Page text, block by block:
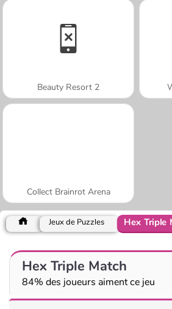
Beauty Resort 2
Collect Brainrot Arena
Jeux de Puzzles Hex Triple
Hex Triple Match
84% des joueurs aiment ce jeu